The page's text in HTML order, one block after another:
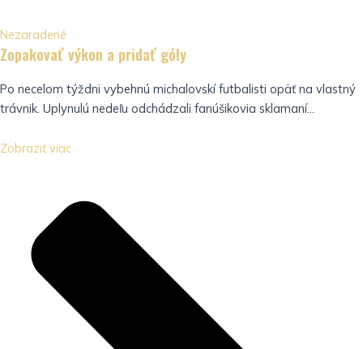
Nezaradené
Zopakovať výkon a pridať góly
Po necelom týždni vybehnú michalovskí futbalisti opäť na vlastný
trávnik. Uplynulú nedeľu odchádzali fanúšikovia sklamaní...
Zobraziť viac